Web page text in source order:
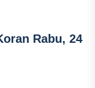
Rabu, 24